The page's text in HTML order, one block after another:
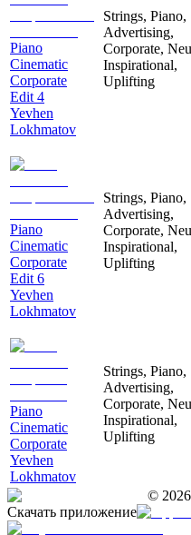
Piano
Cinematic
Corporate
Edit 4
Yevhen
Lokhmatov
Strings, Piano,
Advertising,
Corporate,
Inspirational,
Uplifting
Piano
Cinematic
Corporate
Edit 6
Yevhen
Lokhmatov
Strings, Piano,
Advertising,
Corporate,
Inspirational,
Uplifting
Piano
Cinematic
Corporate
Yevhen
Lokhmatov
Strings, Piano,
Advertising,
Corporate,
Inspirational,
Uplifting
© 2026
Скачать приложение